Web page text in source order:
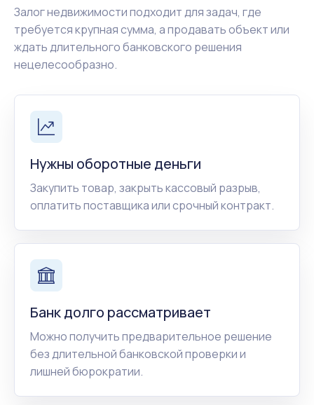
Залог недвижимости подходит для задач, где
требуется крупная сумма, а продавать объект или
ждать длительного банковского решения
нецелесообразно.
Нужны оборотные деньги
Закупить товар, закрыть кассовый разрыв,
оплатить поставщика или срочный контракт.
Банк долго рассматривает
Можно получить предварительное решение
без длительной банковской проверки и
лишней бюрократии.